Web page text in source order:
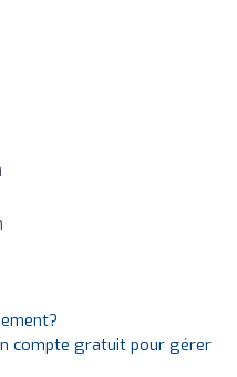
compte gratuit pour gérer